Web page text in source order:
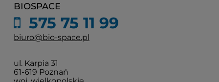
BIOSPACE
575 75 11 99
biuro@bio-space.pl
ul. Karpia 31
61-619 Poznań